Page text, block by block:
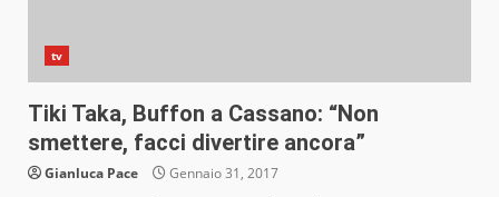
tv
Tiki Taka, Buffon a Cassano: “Non
smettere, facci divertire ancora”
Gianluca Pace Gennaio 31, 2017